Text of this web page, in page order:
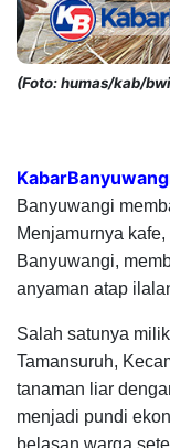
(Foto: humas/kab/
Banyuwangi
Menjamurnya
Banyuwangi,
anyaman atap
Salah satunya
Tamansuruh,
tanaman liar
menjadi pundi